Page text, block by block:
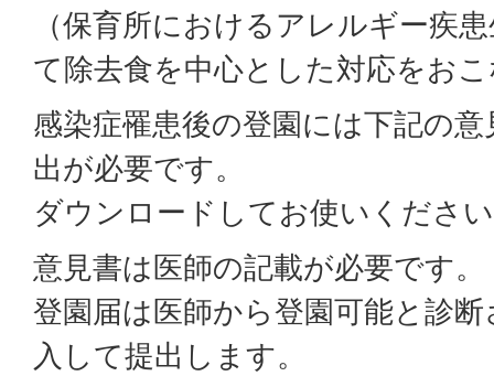
（保育所におけるアレルギー疾
て除去食を中心とした対応をお
感染症罹患後の登園には下記の
出が必要です。
ダウンロードしてお使いくださ
意見書は医師の記載が必要です。
登園届は医師から登園可能と診
入して提出します。